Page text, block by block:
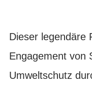
Dieser legendäre
Engagement von
Umweltschutz